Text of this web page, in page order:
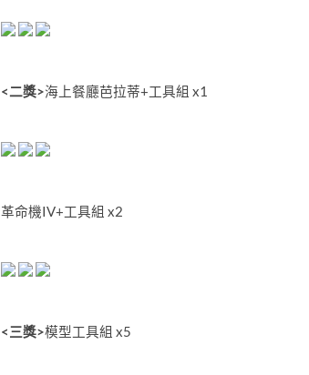
<二獎>海上餐廳芭拉蒂+工具組 x1
革命機IV+工具組 x2
<三獎>模型工具組 x5